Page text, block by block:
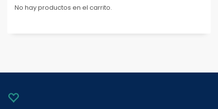
No hay productos en el carrito.